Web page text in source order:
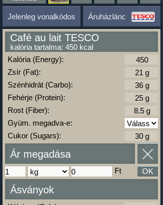
Jelenleg vonalkódos Áruházlánc
Café au lait TESCO
kalória tartalma: 450 kcal
Kalória (Energy):
Zsír (Fat):
Szénhidrát (Carbo):
Fehérje (Protein):
Rost (Fiber):
Gyüm. megadva-e:
Cukor (Sugars):
Ár megadása
Ft OK
Ásványok